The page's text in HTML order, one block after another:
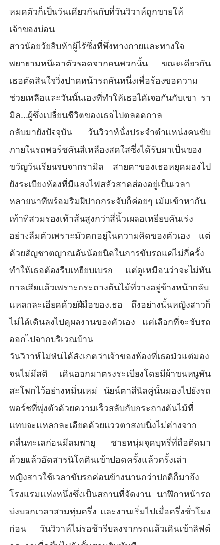
หมดตัวก็เป็นวันเดียวกันกับที่วันวิวาห์ถูกขายให้
เจ้าของบ่อน
สาวน้อยวัยสิบห้าผู้ไร้ซึ่งที่พึ่งทางกายและทางใจ
พยายามหนีเอาตัวรอดจากคนพวกนั้น ขณะเดียวกัน
เธอตัดสินใจวิ่งปาดหน้ารถคันหนึ่งเพื่อร้องขอความ
ช่วยเหลือและวันนั้นเองที่ทำให้เธอได้เจอกันกับเขา รา
มิล...ผู้ซึ่งเปลี่ยนชีวิตของเธอไปตลอดกาล
กลับมายังปัจจุบัน วันวิวาห์นั่งประจำตำแหน่งคนขับ
ภายในรถพอร์ชคันสีเหลืองสดใสซึ่งได้รับมาเป็นของ
ขวัญวันเรียนจบจากรามิล สายตาของเธอหยุดมองไป
ยังระเบียงห้องที่มีแสงไฟสลัวสาดส่องอยู่เป็นเวลา
หลายนาทีพร้อมริมฝีปากกระจับก็ค่อยๆ เม้มเข้าหากัน
เท้าที่สวมรองเท้าส้นสูงกว่าสี่นิ้วเผลอเหยียบคันเร่ง
อย่างลืมตัวเพราะมัวตกอยู่ในความคิดของตัวเอง แต่
ด้วยสัญชาตญาณอันน้อยนิดในการขับรถแค่ไม่กี่ครั้ง
ทำให้เธอต้องรีบเหยียบเบรก แต่ดูเหมือนว่าจะไม่ทัน
กาลเสียแล้วเพราะกระถางต้นไม้ที่วางอยู่ข้างหน้ากลับ
แหลกละเอียดด้วยฝีมือของเธอ ถึงอย่างนั้นหญิงสาวก็
ไม่ได้เดินลงไปดูผลงานของตัวเอง แต่เลือกที่จะขับรถ
ออกไปจากบริเวณบ้าน
วันวิวาห์ไม่ทันได้สังเกตว่าเจ้าของห้องที่เธอมัวแต่มอง
จนไม่มีสติ เดินออกมาตรงระเบียงโดยมีผ้าขนหนูพัน
สะโพกไว้อย่างหมิ่นเหม่ นัยน์ตาสีนิลคู่นั้นมองไปยังรถ
พอร์ชที่พุ่งตัวด้วยความเร็วสลับกับกระถางต้นไม้ที่
แทบจะแหลกละเอียดด้วยแววตาสงบนิ่งไม่ต่างจาก
คลื่นทะเลก่อนมีลมพายุ ชายหนุ่มจุดบุหรี่ที่ถือติดมา
ด้วยแล้วอัดสารนิโคตินเข้าปอดครั้งแล้วครั้งเล่า
หญิงสาวใช้เวลาขับรถค่อนข้างนานกว่าปกติก็มาถึง
โรงแรมแห่งหนึ่งซึ่งเป็นสถานที่จัดงาน นาฬิกาหน้ารถ
บ่งบอกเวลาสามทุ่มครึ่ง และงานเริ่มไปเมื่อครึ่งชั่วโมง
ก่อน วันวิวาห์ไม่รอช้ารีบลงจากรถแล้วเดินเข้าลิฟต์